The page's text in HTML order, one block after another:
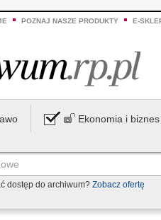
POZNAJ NASZE PRODUKTY E-
Ekonomia i biznes
dostęp do archiwum? Zobacz ofertę